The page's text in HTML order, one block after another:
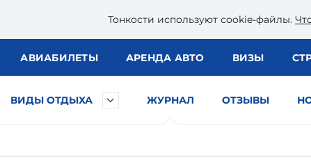
Тонкости используют сookie-файлы.
АВИАБИЛЕТЫ АРЕНДА АВТО ВИЗЫ
ВИДЫ ОТДЫХА ЖУРНАЛ ОТЗЫВЫ